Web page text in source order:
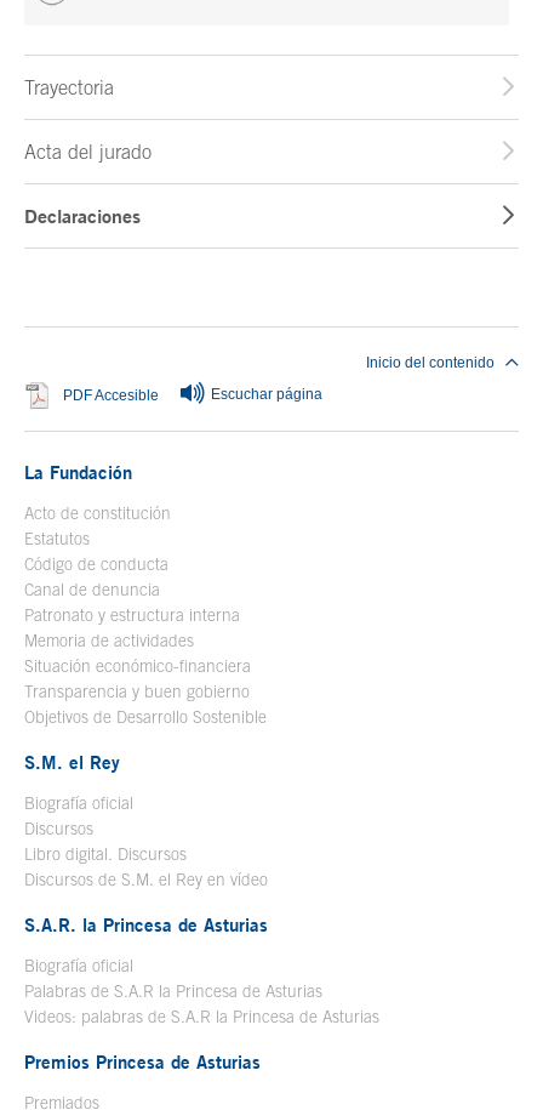
Trayectoria
Acta del jurado
Declaraciones
PDF Accesible Se abre en ventana nueva
Escuchar página
Inicio del contenido
La Fundación
Acto de constitución
Estatutos
Código de conducta
Canal de denuncia
Patronato y estructura interna
Memoria de actividades
Situación económico-financiera
Transparencia y buen gobierno
Objetivos de Desarrollo Sostenible
S.M. el Rey
Biografía oficial
Discursos
Libro digital. Discursos
Discursos de S.M. el Rey en vídeo
S.A.R. la Princesa de Asturias
Biografía oficial
Palabras de S.A.R la Princesa de Asturias
Videos: palabras de S.A.R la Princesa de Asturias
Premios Princesa de Asturias
Premiados